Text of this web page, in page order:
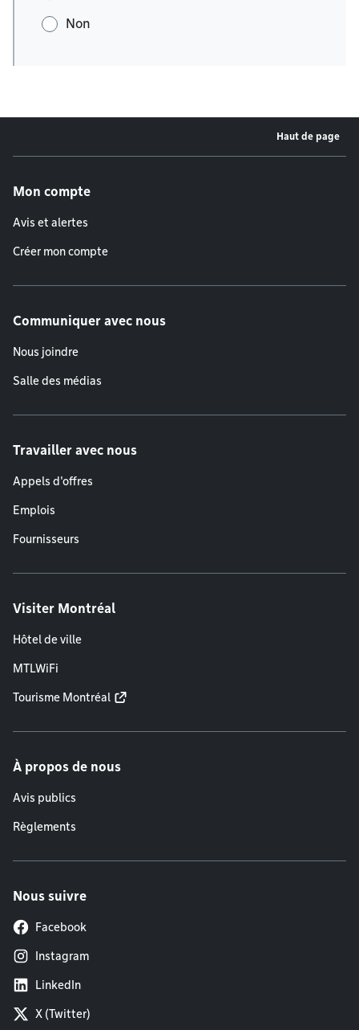
Non
Haut de page
Mon compte
Avis et alertes
Créer mon compte
Communiquer avec nous
Nous joindre
Salle des médias
Travailler avec nous
Appels d'offres
Emplois
Fournisseurs
Visiter Montréal
Hôtel de ville
MTLWiFi
Tourisme Montréal
À propos de nous
Avis publics
Règlements
Nous suivre
Facebook
Instagram
LinkedIn
X (Twitter)